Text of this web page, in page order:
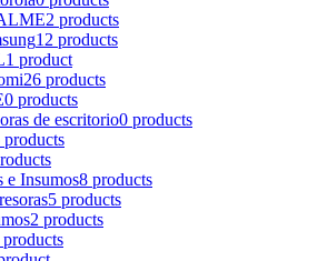
2 products
12 products
1 product
26 products
0 products
de escritorio0 products
products
e Insumos8 products
5 products
2 products
products